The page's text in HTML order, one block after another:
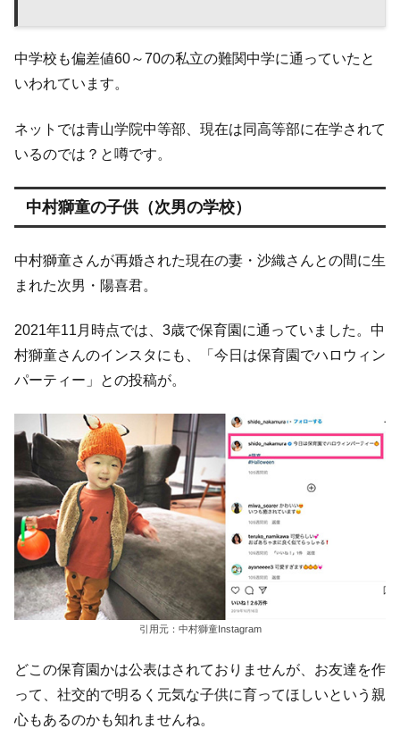
中学校も偏差値60～70の私立の難関中学に通っていたと
いわれています。
ネットでは青山学院中等部、現在は同高等部に在学されて
いるのでは？と噂です。
中村獅童の子供（次男の学校）
中村獅童さんが再婚された現在の妻・沙織さんとの間に生
まれた次男・陽喜君。
2021年11月時点では、3歳で保育園に通っていました。中
村獅童さんのインスタにも、「今日は保育園でハロウィン
パーティー」との投稿が。
引用元：中村獅童Instagram
どこの保育園かは公表はされておりませんが、お友達を作
って、社交的で明るく元気な子供に育ってほしいという親
心もあるのかも知れませんね。